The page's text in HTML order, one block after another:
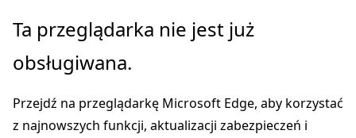
Przejdź
głównej
Ta przeglądarka nie jest już
obsługiwana.
Przejdź na przeglądarkę Microsoft Edge, aby korzystać
z najnowszych funkcji, aktualizacji zabezpieczeń i